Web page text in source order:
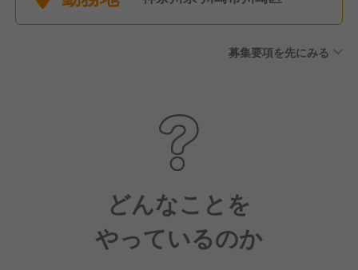
募集要項を先にみる
どんなことを
やっているのか